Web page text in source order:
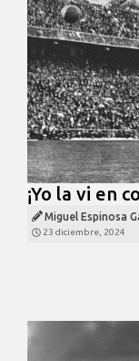
¡Yo la vi en
Miguel Espinosa
23 diciembre, 2024